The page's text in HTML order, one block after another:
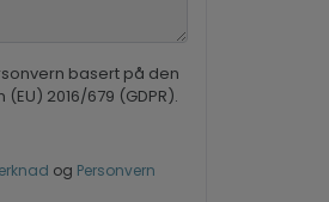
basert på den
2016/679 (GDPR).
og Personvern